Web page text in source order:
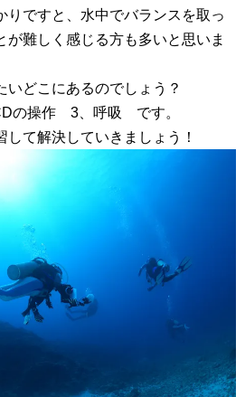
りですと、水中でバランスを取っ
が難しく感じる方も多いと思いま
いどこにあるのでしょう？
の操作 3、呼吸 です。
て解決していきましょう！